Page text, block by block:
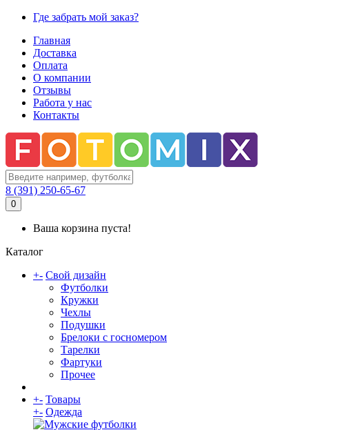
Где забрать мой заказ?
Главная
Доставка
Оплата
О компании
Отзывы
Работа у нас
Контакты
8 (391) 250-65-67
0
Ваша корзина пуста!
Каталог
+- Свой дизайн
Футболки
Кружки
Чехлы
Подушки
Брелоки с госномером
Тарелки
Фартуки
Прочее
+- Товары
+- Одежда